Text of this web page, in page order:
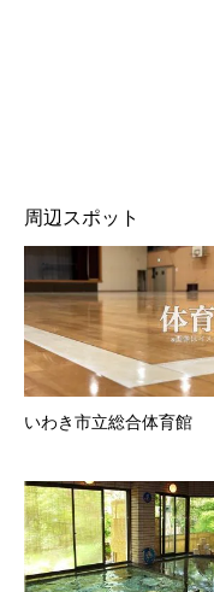
周辺スポット
いわき市立総合体育館